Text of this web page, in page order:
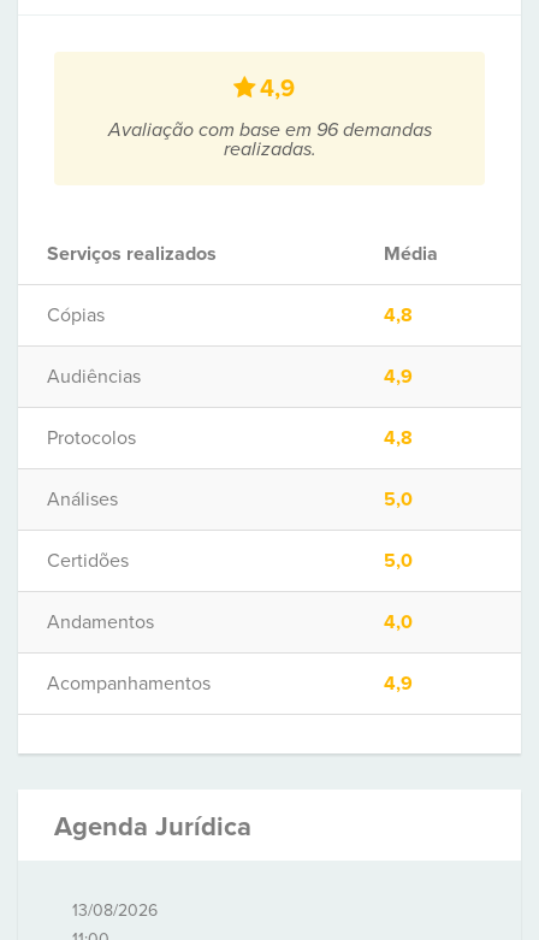
4,9
Avaliação com base em 96 demandas
realizadas.
Serviços realizados Média
Cópias 4,8
Audiências 4,9
Protocolos 4,8
Análises 5,0
Certidões 5,0
Andamentos 4,0
Acompanhamentos 4,9
Agenda Jurídica
13/08/2026